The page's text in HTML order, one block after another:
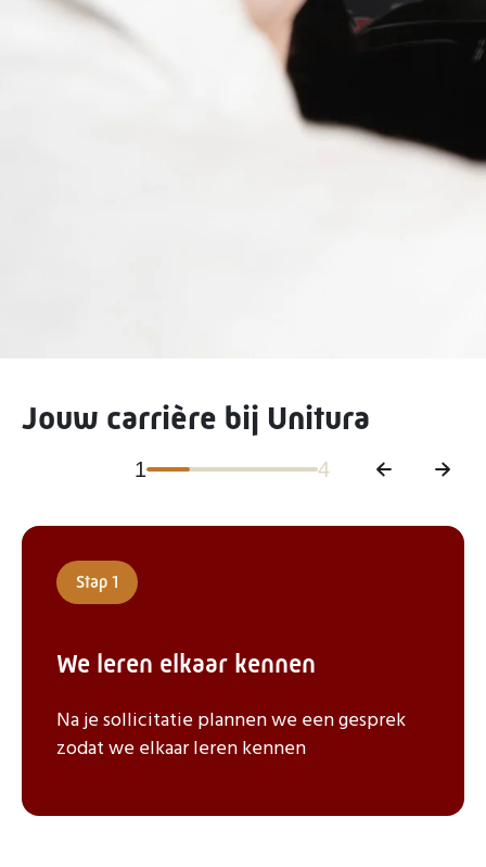
Jouw carrière bij Unitura
1 4
Stap 1
We leren elkaar kennen
Na je sollicitatie plannen we een gesprek
zodat we elkaar leren kennen